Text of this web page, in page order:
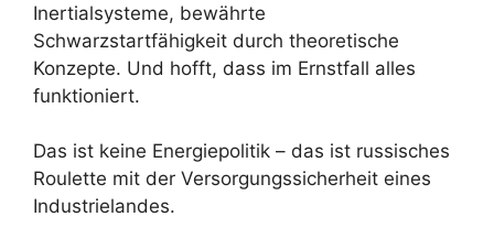
Inertialsysteme, bewährte
Schwarzstartfähigkeit durch theoretische
Konzepte. Und hofft, dass im Ernstfall alles
funktioniert.
Das ist keine Energiepolitik – das ist russisches
Roulette mit der Versorgungssicherheit eines
Industrielandes.